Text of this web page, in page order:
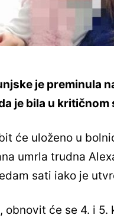
je preminula
je bila u kritičnom
će uloženo u
umrla trudna
sati iako je
obnovit će se 4. i